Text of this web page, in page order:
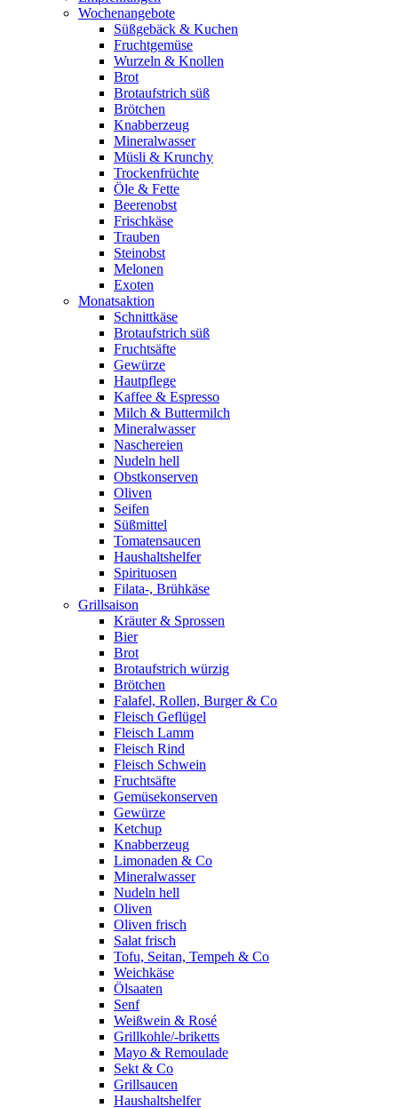
Wochenangebote
Süßgebäck & Kuchen
Fruchtgemüse
Wurzeln & Knollen
Brot
Brotaufstrich süß
Brötchen
Knabberzeug
Mineralwasser
Müsli & Krunchy
Trockenfrüchte
Öle & Fette
Beerenobst
Frischkäse
Trauben
Steinobst
Melonen
Exoten
Monatsaktion
Schnittkäse
Brotaufstrich süß
Fruchtsäfte
Gewürze
Hautpflege
Kaffee & Espresso
Milch & Buttermilch
Mineralwasser
Naschereien
Nudeln hell
Obstkonserven
Oliven
Seifen
Süßmittel
Tomatensaucen
Haushaltshelfer
Spirituosen
Filata-, Brühkäse
Grillsaison
Kräuter & Sprossen
Bier
Brot
Brotaufstrich würzig
Brötchen
Falafel, Rollen, Burger & Co
Fleisch Geflügel
Fleisch Lamm
Fleisch Rind
Fleisch Schwein
Fruchtsäfte
Gemüsekonserven
Gewürze
Ketchup
Knabberzeug
Limonaden & Co
Mineralwasser
Nudeln hell
Oliven
Oliven frisch
Salat frisch
Tofu, Seitan, Tempeh & Co
Weichkäse
Ölsaaten
Senf
Weißwein & Rosé
Grillkohle/-briketts
Mayo & Remoulade
Sekt & Co
Grillsaucen
Haushaltshelfer